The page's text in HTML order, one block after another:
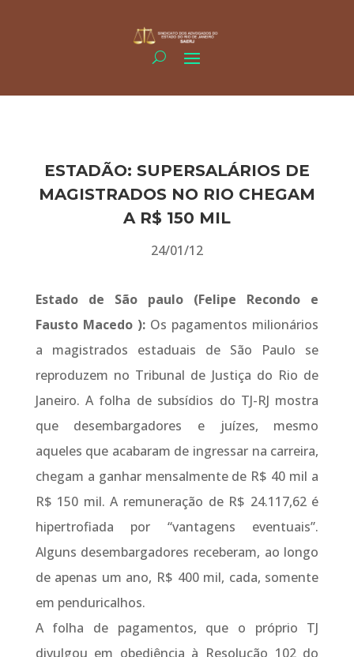
ESTADÃO: SUPERSALÁRIOS DE
MAGISTRADOS NO RIO CHEGAM
A R$ 150 MIL
24/01/12
Estado de São paulo (Felipe Recondo e
Fausto Macedo ): Os pagamentos milionários
a magistrados estaduais de São Paulo se
reproduzem no Tribunal de Justiça do Rio de
Janeiro. A folha de subsídios do TJ-RJ mostra
que desembargadores e juízes, mesmo
aqueles que acabaram de ingressar na carreira,
chegam a ganhar mensalmente de R$ 40 mil a
R$ 150 mil. A remuneração de R$ 24.117,62 é
hipertrofiada por “vantagens eventuais”.
Alguns desembargadores receberam, ao longo
de apenas um ano, R$ 400 mil, cada, somente
em penduricalhos.
A folha de pagamentos, que o próprio TJ
divulgou em obediência à Resolução 102 do